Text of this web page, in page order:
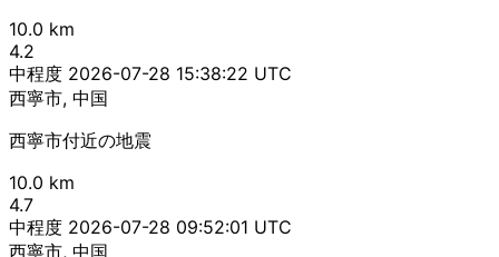
10.0 km
4.2
中程度 2026-07-28 15:38:22 UTC
西寧市, 中国
西寧市付近の地震
10.0 km
4.7
中程度 2026-07-28 09:52:01 UTC
西寧市, 中国